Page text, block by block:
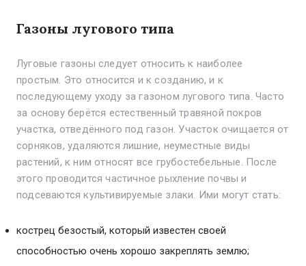
Газоны лугового типа
Луговые газоны следует относить к наиболее
простым. Это относится и к созданию, и к
последующему уходу за газоном лугового типа. Часто
за основу берётся естественный травяной покров
участка, отведённого под газон. Участок очищается от
сорняков, удаляются лишние, неуместные виды
растений, к ним относят все грубостебельные. После
этого проводится частичное рыхление почвы и
подсеваются культивируемые злаки. Ими могут стать:
кострец безостый, который известен своей
способностью очень хорошо закреплять землю;